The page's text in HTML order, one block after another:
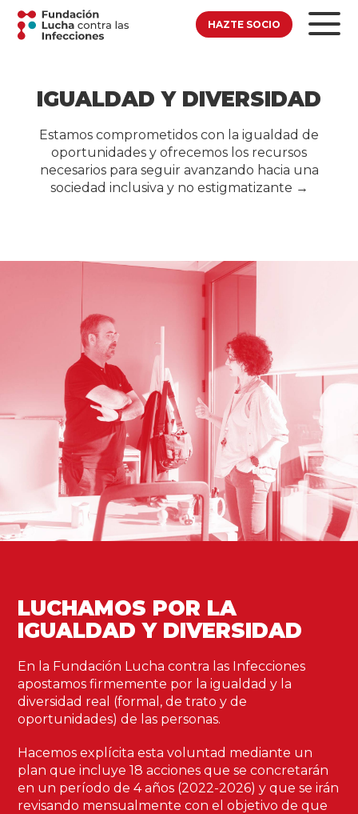
HAZTE SOCIO
IGUALDAD Y DIVERSIDAD
Estamos comprometidos con la igualdad de
oportunidades y ofrecemos los recursos
necesarios para seguir avanzando hacia una
sociedad inclusiva y no estigmatizante →
LUCHAMOS POR LA
IGUALDAD Y DIVERSIDAD
En la Fundación Lucha contra las Infecciones
apostamos firmemente por la igualdad y la
diversidad real (formal, de trato y de
oportunidades) de las personas.
Hacemos explícita esta voluntad mediante un
plan que incluye 18 acciones que se concretarán
en un período de 4 años (2022-2026) y que se irán
revisando mensualmente con el objetivo de que